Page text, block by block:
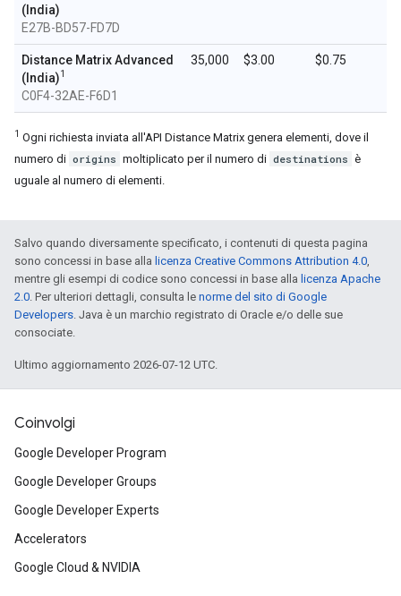
(India)
E27B-BD57-FD7D
Distance Matrix Advanced
(India)1
C0F4-32AE-F6D1
35,000 $3.00 $0.75
1 Ogni richiesta inviata all'API Distance Matrix genera elementi, dove il
numero di origins moltiplicato per il numero di destinations è
uguale al numero di elementi.
Salvo quando diversamente specificato, i contenuti di questa pagina
sono concessi in base alla licenza Creative Commons Attribution 4.0,
mentre gli esempi di codice sono concessi in base alla licenza Apache
2.0. Per ulteriori dettagli, consulta le norme del sito di Google
Developers. Java è un marchio registrato di Oracle e/o delle sue
consociate.
Ultimo aggiornamento 2026-07-12 UTC.
Coinvolgi
Google Developer Program
Google Developer Groups
Google Developer Experts
Accelerators
Google Cloud & NVIDIA